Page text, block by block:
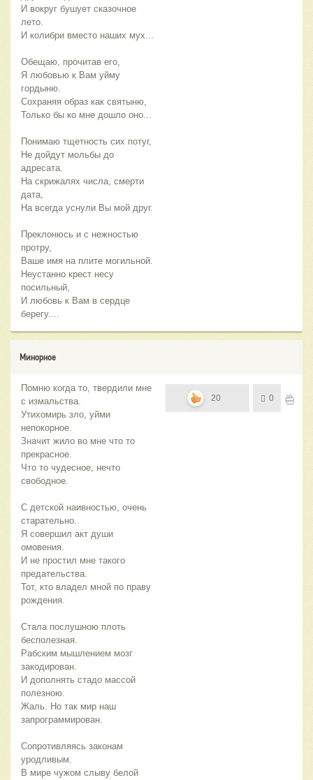
И вокруг бушует сказочное
лето.
И колибри вместо наших мух...
Обещаю, прочитав его,
Я любовью к Вам уйму
гордыню.
Сохраняя образ как святыню,
Только бы ко мне дошло оно...
Понимаю тщетность сих потуг,
Не дойдут мольбы до
адресата.
На скрижалях числа, смерти
дата,
На всегда уснули Вы мой друг.
Преклонюсь и с нежностью
протру,
Ваше имя на плите могильной.
Неустанно крест несу
посильный,
И любовь к Вам в сердце
берегу....
Минорное
Помню когда то, твердили мне
с измальства.
Утихомирь зло, уйми
непокорное.
Значит жило во мне что то
прекрасное.
Что то чудесное, нечто
свободное.
С детской наивностью, очень
старательно.
Я совершил акт души
омовения.
И не простил мне такого
предательства.
Тот, кто владел мной по праву
рождения.
Стала послушною плоть
бесполезная.
Рабским мышлением мозг
закодирован.
И дополнять стадо массой
полезною.
Жаль. Но так мир наш
запрограммирован.
Сопротивляясь законам
уродливым.
В мире чужом слыву белой
20 0